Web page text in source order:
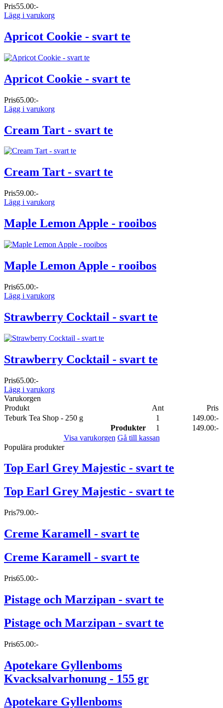
Pris55.00:-
Lägg i varukorg
Apricot Cookie - svart te
Apricot Cookie - svart te
Pris65.00:-
Lägg i varukorg
Cream Tart - svart te
Cream Tart - svart te
Pris59.00:-
Lägg i varukorg
Maple Lemon Apple - rooibos
Maple Lemon Apple - rooibos
Pris65.00:-
Lägg i varukorg
Strawberry Cocktail - svart te
Strawberry Cocktail - svart te
Pris65.00:-
Lägg i varukorg
Varukorgen
Produkt
Ant
Pris
Teburk Tea Shop - 250 g
1
149.00:-
Produkter
1
149.00:-
Visa varukorgen Gå till kassan
Populära produkter
Top Earl Grey Majestic - svart te
Top Earl Grey Majestic - svart te
Pris79.00:-
Creme Karamell - svart te
Creme Karamell - svart te
Pris65.00:-
Pistage och Marzipan - svart te
Pistage och Marzipan - svart te
Pris65.00:-
Apotekare Gyllenboms
Kvacksalvarhonung - 155 gr
Apotekare Gyllenboms